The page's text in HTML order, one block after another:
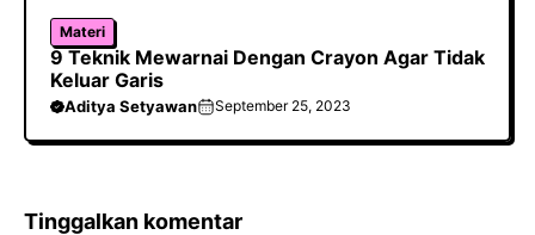
Materi
9 Teknik Mewarnai Dengan Crayon Agar Tidak
Keluar Garis
Aditya Setyawan September 25, 2023
Tinggalkan komentar